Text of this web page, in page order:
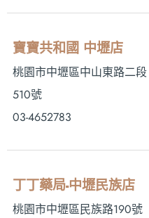
寶寶共和國 中壢店
桃園市中壢區中山東路二段
510號
03-4652783
丁丁藥局-中壢民族店
桃園市中壢區民族路190號